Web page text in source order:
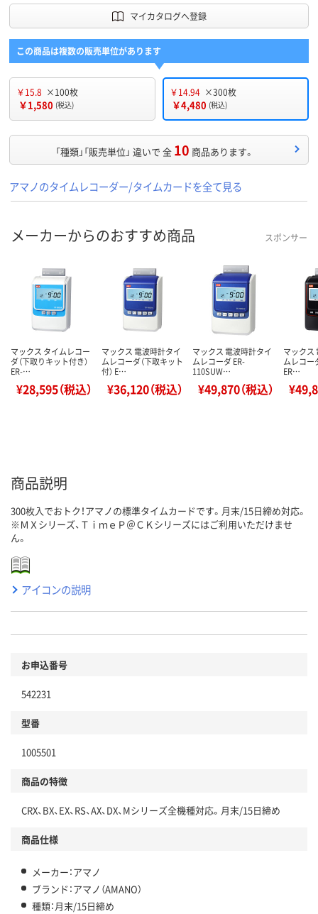
マイカタログへ登録
この商品は複数の販売単位があります
￥15.8 ×100枚
￥1,580 (税込)
￥14.94 ×300枚
￥4,480 (税込)
「種類」「販売単位」 違いで 全 10 商品あります。
アマノのタイムレコーダー/タイムカードを全て見る
メーカーからのおすすめ商品 スポンサー
マックス タイムレコー
ダ（下取りキット付き）
ER-…
¥28,595（税込）
マックス 電波時計タイ
ムレコーダ（下取キット
付） E…
¥36,120（税込）
マックス 電波時計タイ
ムレコーダ ER-
110SUW…
¥49,870（税込）
マックス
ムレコー
ER…
商品説明
300枚入でおトク！アマノの標準タイムカードです。月末/15日締め対応。
※ＭＸシリーズ、ＴｉｍｅＰ＠ＣＫシリーズにはご利用いただけませ
ん。
アイコンの説明
お申込番号
542231
型番
1005501
商品の特徴
CRX、BX、EX、RS、AX、DX、Mシリーズ全機種対応。月末/15日締め
商品仕様
メーカー：アマノ
ブランド：アマノ（AMANO）
種類：月末/15日締め